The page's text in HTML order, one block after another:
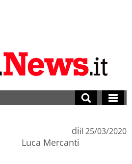
di
Luca Mercanti
il 25/03/2020